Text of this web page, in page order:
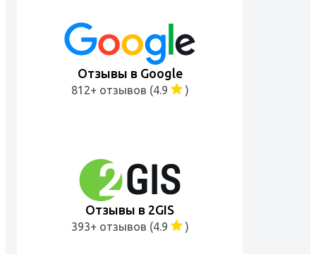
Отзывы в Google
812+ отзывов (4.9 )
Отзывы в 2GIS
393+ отзывов (4.9 )